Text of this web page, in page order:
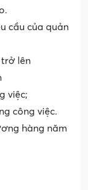
cầu của quản
trở lên
việc;
công việc.
hàng năm